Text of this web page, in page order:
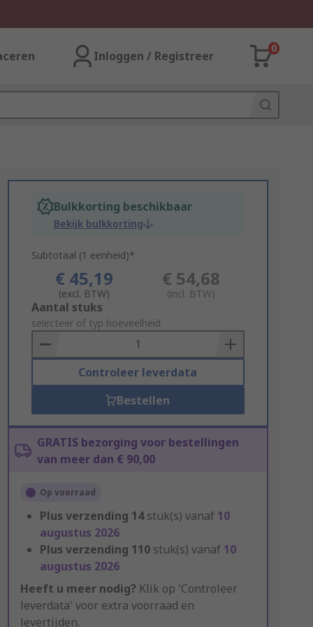
Inloggen / Registreer
0
Bulkkorting beschikbaar
Bekijk bulkkorting
Subtotaal (1 eenheid)*
€ 45,19
(excl. BTW)
€ 54,68
(incl. BTW)
Add
to
Basket
Aantal stuks
selecteer of typ hoeveelheid
Controleer leverdata
Bestellen
GRATIS bezorging voor bestellingen
van meer dan € 90,00
Op voorraad
Plus verzending 14stuk(s) vanaf 10
augustus 2026
Plus verzending 110 stuk(s) vanaf 10
augustus 2026
Heeft u meer nodig? Klik op 'Controleer
leverdata' voor extra voorraad en
levertijden.